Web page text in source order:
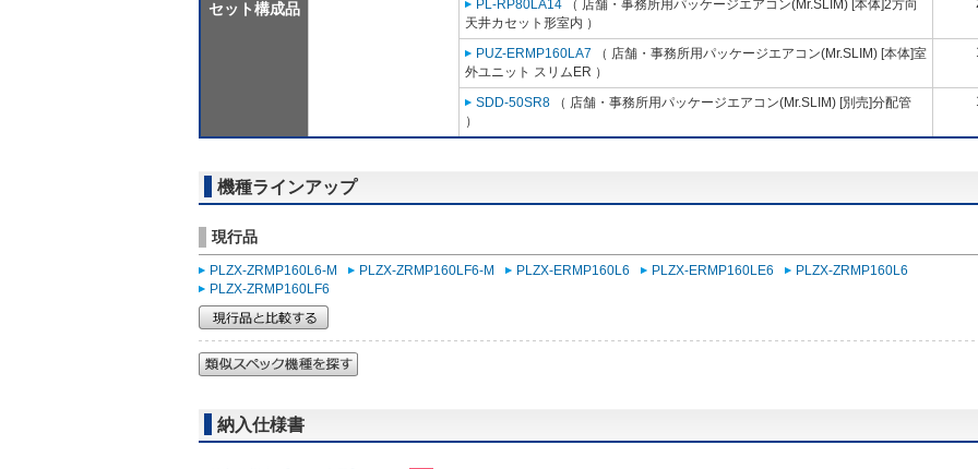
セット構成品 PL-RP80LA14 （ 店舗・事務所用パッケージエアコン(Mr.SLIM) [本体]2方向
天井カセット形室内 ）
PUZ-ERMP160LA7 （ 店舗・事務所用パッケージエアコン(Mr.SLIM) [本体]室
外ユニット スリムER ）
SDD-50SR8 （ 店舗・事務所用パッケージエアコン(Mr.SLIM) [別売]分配管
）
機種ラインアップ
現行品
PLZX-ZRMP160L6-M PLZX-ZRMP160LF6-M PLZX-ERMP160L6 PLZX-ERMP160LE6
PLZX-ZRMP160L6
PLZX-ZRMP160LF6
納入仕様書